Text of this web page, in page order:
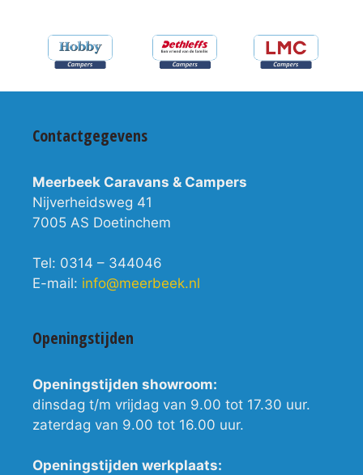
Contactgegevens
Meerbeek Caravans & Campers
Nijverheidsweg 41
7005 AS Doetinchem
Tel: 0314 – 344046
E-mail: info@meerbeek.nl
Openingstijden
Openingstijden showroom:
dinsdag t/m vrijdag van 9.00 tot 17.30 uur.
zaterdag van 9.00 tot 16.00 uur.
Openingstijden werkplaats: